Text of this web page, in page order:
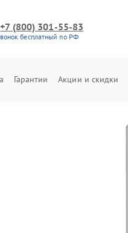
+7 (800) 301-55-83
бесплатный по РФ
Гарантии Акции и скидки